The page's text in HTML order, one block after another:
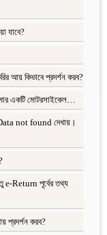
যাবে?
আয় কিভাবে প্রদর্শন করব?
একটি মোটরসাইকেল…
Data not found দেখায়।
e-Return পূর্বের তথ্য
প্রদর্শন করব?